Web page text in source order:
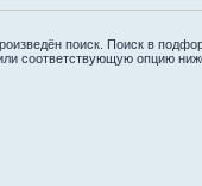
поиск. Поиск в
соответствующую опцию